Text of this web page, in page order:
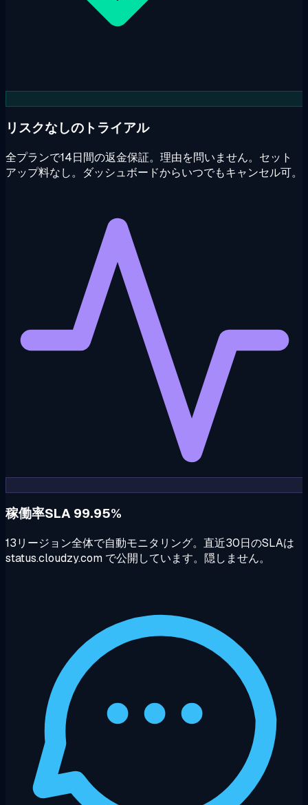
リスクなしのトライアル
全プランで14日間の返金保証。理由を問いません。セット
アップ料なし。ダッシュボードからいつでもキャンセル可。
稼働率SLA 99.95%
13リージョン全体で自動モニタリング。直近30日のSLAは
status.cloudzy.com で公開しています。隠しません。